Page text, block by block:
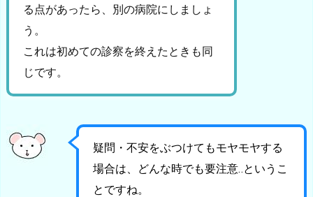
る点があったら、別の病院にしましょ
う。
これは初めての診察を終えたときも同
じです。
疑問・不安をぶつけてもモヤモヤする
場合は、どんな時でも要注意‥というこ
とですね。